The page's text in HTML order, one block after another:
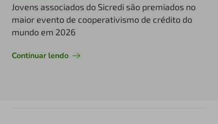
Jovens associados do Sicredi são premiados no
maior evento de cooperativismo de crédito do
mundo em 2026
Continuar lendo